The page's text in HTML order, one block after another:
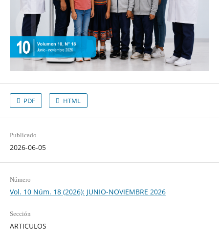
PDF HTML
Publicado
2026-06-05
Número
Vol. 10 Núm. 18 (2026): JUNIO-NOVIEMBRE 2026
Sección
ARTICULOS